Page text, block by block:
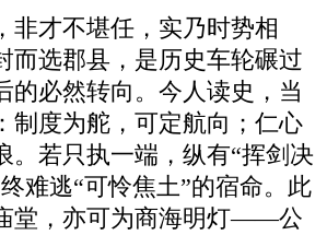
非才不堪任，实乃时势相
而选郡县，是历史车轮碾过
的必然转向。今人读史，当
制度为舵，可定航向；仁心
。若只执一端，纵有“挥剑决
难逃“可怜焦土”的宿命。此
堂，亦可为商海明灯——公